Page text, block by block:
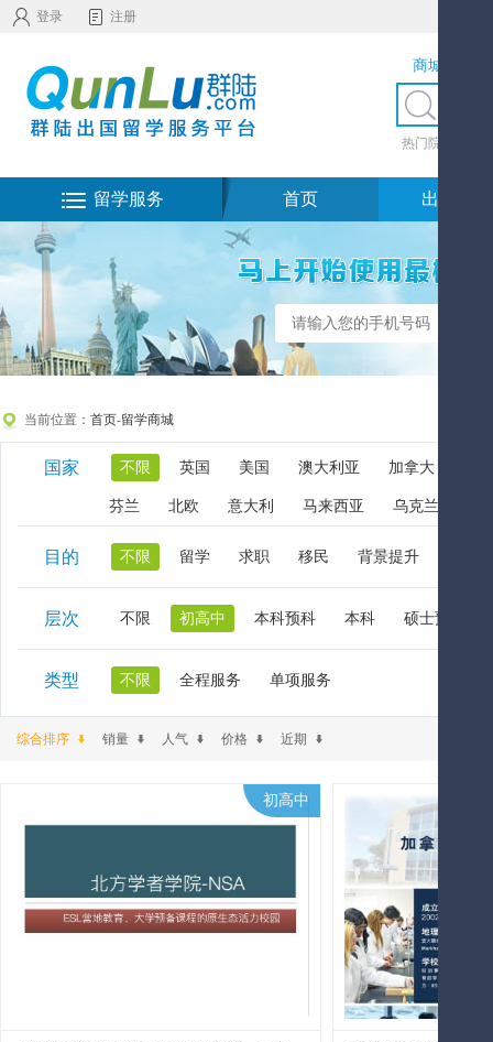
登录 注册
商城服务
热门院校
留学服务 首页 出国留学
当前位置： 首页-留学商城
国家 不限 英国 美国 澳大利亚 加拿大
芬兰 北欧 意大利 马来西亚 乌克兰
目的 不限 留学 求职 移民 背景提升
层次 不限 初高中 本科预科 本科 硕士预科
类型 不限 全程服务 单项服务
综合排序 销量 人气 价格 近期
初高中